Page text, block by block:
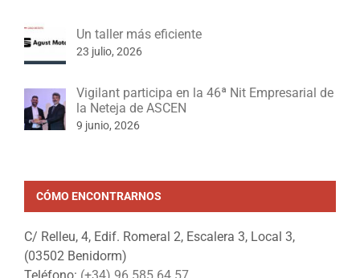
Un taller más eficiente
23 julio, 2026
Vigilant participa en la 46ª Nit Empresarial de
la Neteja de ASCEN
9 junio, 2026
CÓMO ENCONTRARNOS
C/ Relleu, 4, Edif. Romeral 2, Escalera 3, Local 3,
(03502 Benidorm)
Teléfono: (+34) 96 585 64 57